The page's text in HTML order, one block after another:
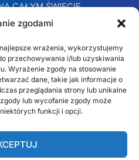
zgodami
wrażenia, wykorzystujemy
przechowywania i/lub uzyskiwania
Wyrażenie zgody na stosowanie
dane, takie jak informacje o
przeglądania strony lub unikalne
lub wycofanie zgody może
funkcji i opcji.
CAŁYM ŚWIECIE
w 10 krajach
Irlandia
Polska
Australia
S. Afryka